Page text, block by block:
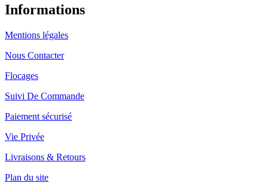
Informations
Mentions légales
Nous Contacter
Flocages
Suivi De Commande
Paiement sécurisé
Vie Privée
Livraisons & Retours
Plan du site